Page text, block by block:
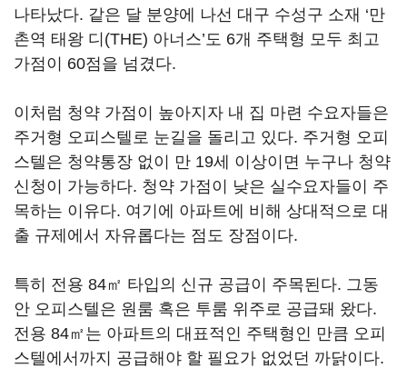
나타났다. 같은 달 분양에 나선 대구 수성구 소재 ‘만
촌역 태왕 디(THE) 아너스’도 6개 주택형 모두 최고
가점이 60점을 넘겼다.
이처럼 청약 가점이 높아지자 내 집 마련 수요자들은
주거형 오피스텔로 눈길을 돌리고 있다. 주거형 오피
스텔은 청약통장 없이 만 19세 이상이면 누구나 청약
신청이 가능하다. 청약 가점이 낮은 실수요자들이 주
목하는 이유다. 여기에 아파트에 비해 상대적으로 대
출 규제에서 자유롭다는 점도 장점이다.
특히 전용 84㎡ 타입의 신규 공급이 주목된다. 그동
안 오피스텔은 원룸 혹은 투룸 위주로 공급돼 왔다.
전용 84㎡는 아파트의 대표적인 주택형인 만큼 오피
스텔에서까지 공급해야 할 필요가 없었던 까닭이다.